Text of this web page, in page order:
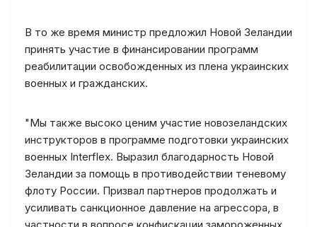
В то же время министр предложил Новой Зеландии
принять участие в финансировании программ
реабилитации освобожденных из плена украинских
военных и гражданских.
"Мы также высоко ценим участие новозеландских
инструкторов в программе подготовки украинских
военных Interflex. Выразил благодарность Новой
Зеландии за помощь в противодействии теневому
флоту России. Призвал партнеров продолжать и
усиливать санкционное давление на агрессора, в